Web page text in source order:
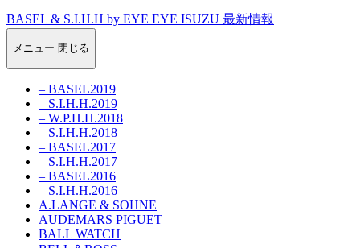
BASEL & S.I.H.H by EYE EYE ISUZU 最新情報
メニュー 閉じる
– BASEL2019
– S.I.H.H.2019
– W.P.H.H.2018
– S.I.H.H.2018
– BASEL2017
– S.I.H.H.2017
– BASEL2016
– S.I.H.H.2016
A.LANGE & SOHNE
AUDEMARS PIGUET
BALL WATCH